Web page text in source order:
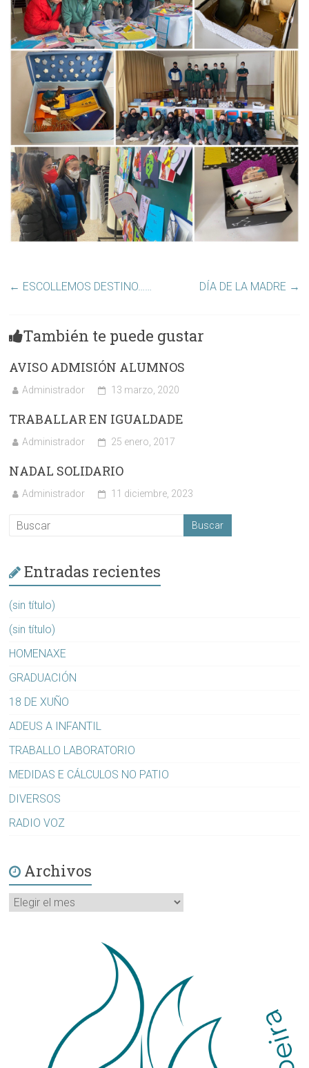
← ESCOLLEMOS DESTINO…… DÍA DE LA MADRE →
También te puede gustar
AVISO ADMISIÓN ALUMNOS
Administrador 13 marzo, 2020
TRABALLAR EN IGUALDADE
Administrador 25 enero, 2017
NADAL SOLIDARIO
Administrador 11 diciembre, 2023
Entradas recientes
(sin título)
(sin título)
HOMENAXE
GRADUACIÓN
18 DE XUÑO
ADEUS A INFANTIL
TRABALLO LABORATORIO
MEDIDAS E CÁLCULOS NO PATIO
DIVERSOS
RADIO VOZ
Archivos
Archivos